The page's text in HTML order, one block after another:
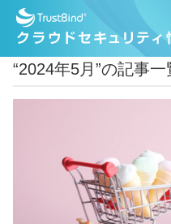
“2024年5月”の記事一